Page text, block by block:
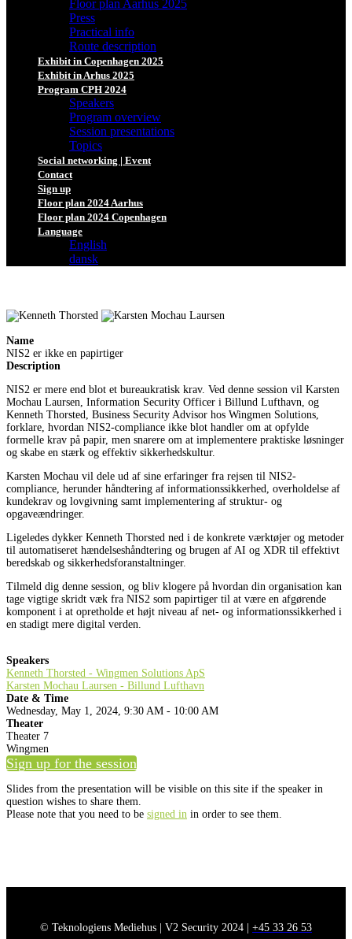
Floor plan Aarhus 2025
Press
Practical info
Route description
Exhibit in Copenhagen 2025
Exhibit in Arhus 2025
Program CPH 2024
Speakers
Program overview
Session presentations
Topics
Social networking | Event
Contact
Sign up
Floor plan 2024 Aarhus
Floor plan 2024 Copenhagen
Language
English
dansk
Name
NIS2 er ikke en papirtiger
Description
NIS2 er mere end blot et bureaukratisk krav. Ved denne session vil Karsten
Mochau Laursen, Information Security Officer i Billund Lufthavn, og
Kenneth Thorsted, Business Security Advisor hos Wingmen Solutions,
forklare, hvordan NIS2-compliance ikke blot handler om at opfylde
formelle krav på papir, men snarere om at implementere praktiske løsninger
og skabe en stærk og effektiv sikkerhedskultur.
Karsten Mochau vil dele ud af sine erfaringer fra rejsen til NIS2-
compliance, herunder håndtering af informationssikkerhed, overholdelse af
kundekrav og lovgivning samt implementering af struktur- og
opgaveændringer.
Ligeledes dykker Kenneth Thorsted ned i de konkrete værktøjer og metoder
til automatiseret hændelseshåndtering og brugen af AI og XDR til effektivt
beredskab og sikkerhedsforanstaltninger.
Tilmeld dig denne session, og bliv klogere på hvordan din organisation kan
tage vigtige skridt væk fra NIS2 som papirtiger til at være en afgørende
komponent i at opretholde et højt niveau af net- og informationssikkerhed i
en stadigt mere digital verden.
Speakers
Kenneth Thorsted - Wingmen Solutions ApS
Karsten Mochau Laursen - Billund Lufthavn
Date & Time
Wednesday, May 1, 2024, 9:30 AM - 10:00 AM
Theater
Theater 7
Wingmen
Sign up for the session
Slides from the presentation will be visible on this site if the speaker in
question wishes to share them.
Please note that you need to be signed in in order to see them.
© Teknologiens Mediehus | V2 Security 2024 | +45 33 26 53